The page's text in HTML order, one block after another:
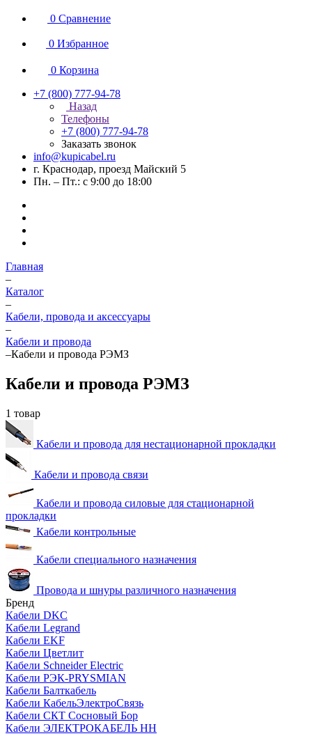
0 Сравнение
0 Избранное
0 Корзина
+7 (800) 777-94-78
Назад
Телефоны
+7 (800) 777-94-78
Заказать звонок
info@kupicabel.ru
г. Краснодар, проезд Майский 5
Пн. – Пт.: с 9:00 до 18:00
Главная
–
Каталог
–
Кабели, провода и аксессуары
–
Кабели и провода
–Кабели и провода РЭМЗ
Кабели и провода РЭМЗ
1 товар
Кабели и провода для нестационарной прокладки
Кабели и провода связи
Кабели и провода силовые для стационарной
прокладки
Кабели контрольные
Кабели специального назначения
Провода и шнуры различного назначения
Бренд
Кабели DKC
Кабели Legrand
Кабели EKF
Кабели Цветлит
Кабели Schneider Electric
Кабели РЭК-PRYSMIAN
Кабели Балткабель
Кабели КабельЭлектроСвязь
Кабели СКТ Сосновый Бор
Кабели ЭЛЕКТРОКАБЕЛЬ НН